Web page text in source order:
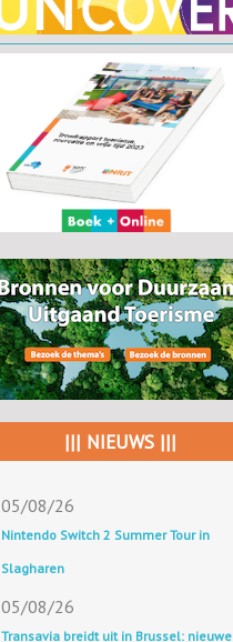
||| NIEUWS |||
05/08/26
Nintendo Switch 2 Summer Tour in
Slagharen
05/08/26
Transavia breidt uit in Brussel: nieuwe